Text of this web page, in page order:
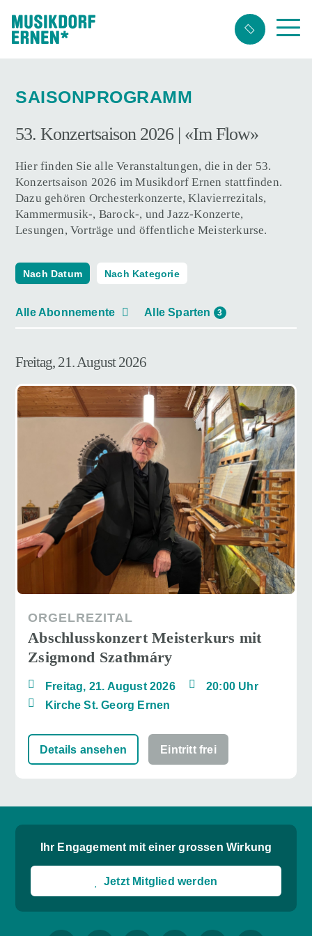
SAISONPROGRAMM
53. Konzertsaison 2026 | «Im Flow»
Hier finden Sie alle Veranstaltungen, die in der 53.
Konzertsaison 2026 im Musikdorf Ernen stattfinden.
Dazu gehören Orchesterkonzerte, Klavierrezitals,
Kammermusik-, Barock-, und Jazz-Konzerte,
Lesungen, Vorträge und öffentliche Meisterkurse.
Nach Datum Nach Kategorie
Alle Abonnemente Alle Sparten 3
Freitag, 21. August 2026
ORGELREZITAL
Abschlusskonzert Meisterkurs mit
Zsigmond Szathmáry
Freitag, 21. August 2026
20:00 Uhr
Kirche St. Georg Ernen
Details ansehen Eintritt frei
Ihr Engagement mit einer grossen Wirkung
Jetzt Mitglied werden